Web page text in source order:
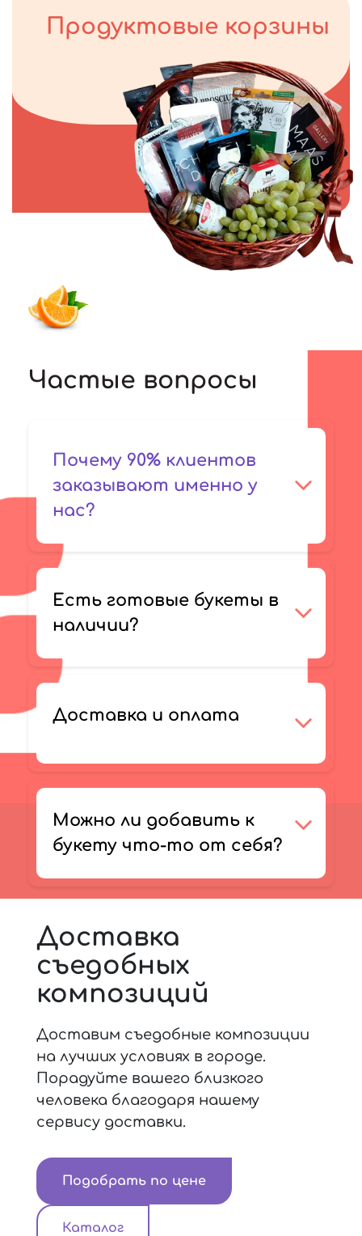
Продуктовые корзины
Частые вопросы
Почему 90% клиентов
заказывают именно у
нас?
Есть готовые букеты в
наличии?
Доставка и оплата
Можно ли добавить к
букету что-то от себя?
Доставка
съедобных
композиций
Доставим съедобные композиции
на лучших условиях в городе.
Порадуйте вашего близкого
человека благодаря нашему
сервису доставки.
Подобрать по цене
Каталог